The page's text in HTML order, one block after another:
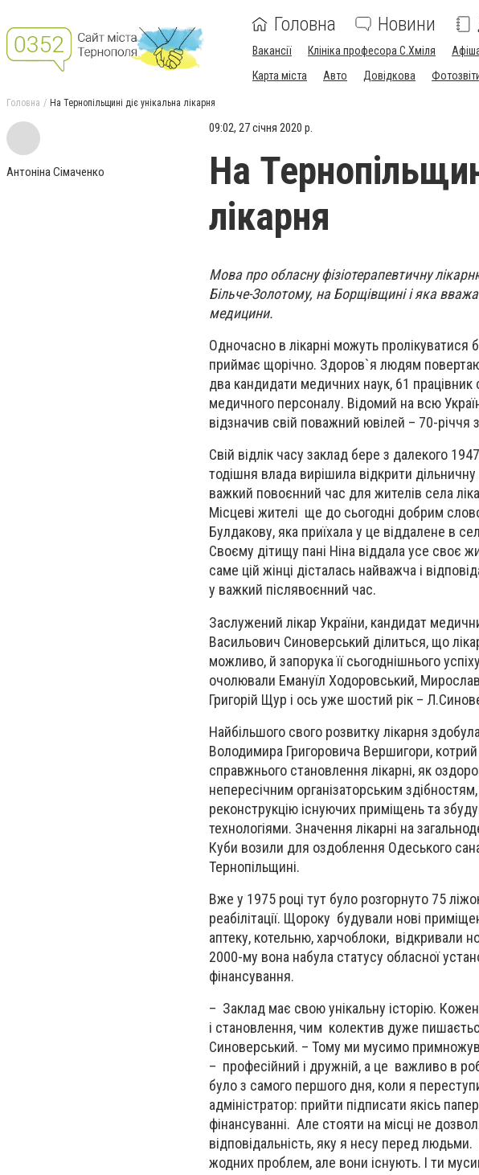
Головна Новини
Вакансії Клініка професора С.Хміля
Карта міста
Авто Довідкова
Головна На Тернопільщині діє унікальна лікарня
Антоніна Сімаченко
09:02, 27 січня 2020 р.
На
лікарня
Мова про обласну фізіотерапевтичну
Більче-Золотому, на Борщівщині і яка
медицини.
Одночасно в лікарні можуть пролікуватися
приймає щорічно. Здоров`я людям
два кандидати медичних наук, 61
медичного персоналу. Відомий на всю
відзначив свій поважний ювілей – 70-річчя
Свій відлік часу заклад бере з далекого
тодішня влада вирішила відкрити
важкий повоєнний час для жителів села
Місцеві жителі ще до сьогодні добрим
Булдакову, яка приїхала у це віддалене в
Своєму дітищу пані Ніна віддала усе своє
саме цій жінці дісталась найважча і
у важкий післявоєнний час.
Заслужений лікар України, кандидат
Васильович Синоверський ділиться, що
можливо, й запорука її сьогоднішнього
очолювали Емануїл Ходоровський,
Григорій Щур і ось уже шостий рік –
Найбільшого свого розвитку лікарня
Володимира Григоровича Вершигори,
справжнього становлення лікарні, як
непересічним організаторським
реконструкцію існуючих приміщень та
технологіями. Значення лікарні на
Куби возили для оздоблення Одеського
Тернопільщині.
Вже у 1975 році тут було розгорнуто 75
реабілітації. Щороку будували нові
аптеку, котельню, харчоблоки, відкривали
2000-му вона набула статусу обласної
фінансування.
– Заклад має свою унікальну історію.
і становлення, чим колектив дуже
Синоверський. – Тому ми мусимо
– професійний і дружній, а це важливо в
було з самого першого дня, коли я
адміністратор: прийти підписати якісь
фінансуванні. Але стояти на місці не
відповідальність, яку я несу перед
жодних проблем, але вони існують. І ти